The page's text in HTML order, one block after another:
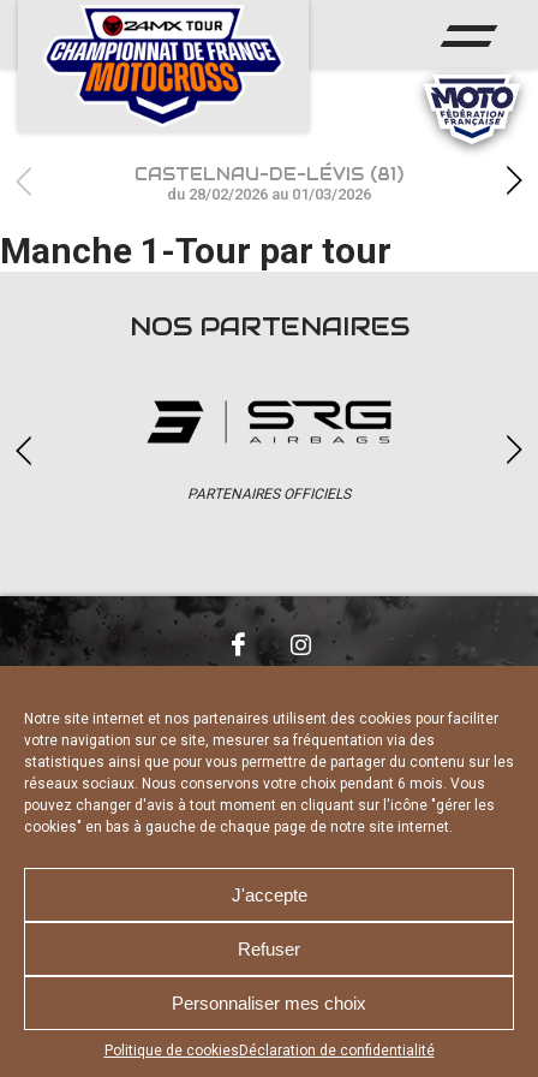
Notre site internet et nos partenaires utilisent des cookies pour faciliter
votre navigation sur ce site, mesurer sa fréquentation via des
statistiques ainsi que pour vous permettre de partager du contenu sur les
réseaux sociaux. Nous conservons votre choix pendant 6 mois. Vous
pouvez changer d'avis à tout moment en cliquant sur l'icône "gérer les
cookies" en bas à gauche de chaque page de notre site internet.
J'accepte
Refuser
Personnaliser mes choix
Politique de cookies Déclaration de confidentialité
Appuyez sur le bouton partager en bas de votre
ACCUEIL
ACTUS
CALENDRIER
RÉSULTATS
PHOTOS / WEB TV
CASTELNAU-DE-LÉVIS (81)
du 28/02/2026 au 01/03/2026
Manche 1-Tour par tour
NOS PARTENAIRES
PARTENAIRES OFFICIELS
CHARTE DE CONFIDENTIALITÉ
DÉCLARATION DE CONFIDENTIALITÉ
POLITIQUE D’UTILISATION DES COOKIES
RÉALISÉ PAR L’AGENCE WEB A3 WEB